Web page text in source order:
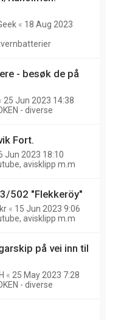
« 18 Aug 2023
- besøk de på
25 Jun 2023 14:38
- diverse
Fort.
Jun 2023 18:10
avisklipp m.m
502 "Flekkeröy"
« 15 Jun 2023 9:06
avisklipp m.m
på vei inn til
« 25 May 2023 7:28
- diverse